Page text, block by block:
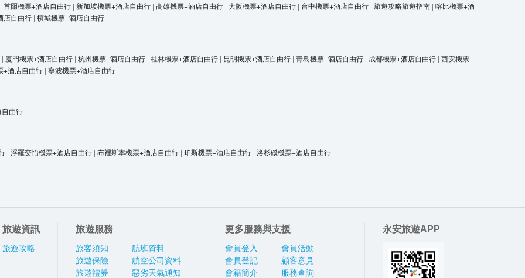
首爾機票+酒店自由行 | 新加坡機票+酒店自由行 | 高雄機票+酒店自由行 | 大阪機票+酒店自由行 | 台中機票+酒店自由行 | 旅遊攻略旅遊指南 | 喀比機票+酒
店自由行 | 檳城機票+酒店自由行
| 廈門機票+酒店自由行 | 杭州機票+酒店自由行 | 桂林機票+酒店自由行 | 昆明機票+酒店自由行 | 青島機票+酒店自由行 | 成都機票+酒店自由行 | 西安機票
+酒店自由行 | 寧波機票+酒店自由行
自由行
| 浮羅交怡機票+酒店自由行 | 布裡斯本機票+酒店自由行 | 珀斯機票+酒店自由行 | 洛杉磯機票+酒店自由行
旅遊資訊
旅遊攻略
旅遊服務
旅客須知
旅遊保險
旅遊禮券
航班資料
航空公司資料
惡劣天氣通知
更多服務與支援
會員登入
會員登記
會籍簡介
會員活動
顧客意見
服務查詢
永安旅遊APP